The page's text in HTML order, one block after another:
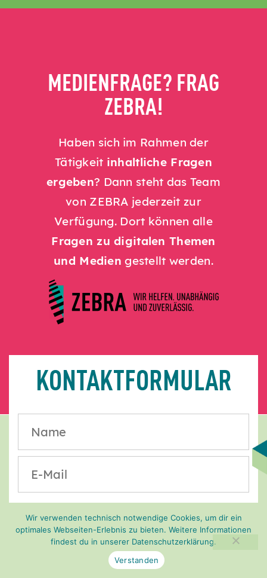
MEDIENFRAGE? FRAG
ZEBRA!
Haben sich im Rahmen der
Tätigkeit inhaltliche Fragen
ergeben? Dann steht das Team
von ZEBRA jederzeit zur
Verfügung. Dort können alle
Fragen zu digitalen Themen
und Medien gestellt werden.
KONTAKT­FORMULAR
Please leave this field empty.
Please leave this field empty.
Wir verwenden technisch notwendige Cookies, um dir ein
optimales Webseiten-Erlebnis zu bieten. Weitere Informationen
findest du in unserer Datenschutzerklärung.
Verstanden